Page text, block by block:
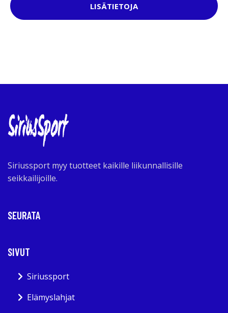
LISÄTIETOJA
Siriussport myy tuotteet kaikille liikunnallisille
seikkailijoille.
SEURATA
SIVUT
Siriussport
Elämyslahjat